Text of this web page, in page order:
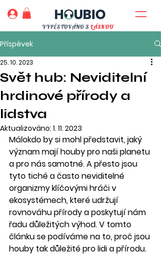
VYPĚSTOVÁNO SLÁSKOU
Příspěvek
Svět hub: Neviditelní
hrdinové přírody a
lidstva
25. 10. 2023
Aktualizováno: 1. 11. 2023
Málokdo by si mohl představit, jaký
význam mají houby pro naši planetu
a pro nás samotné. A přesto jsou
tyto tiché a často neviditelné
organizmy klíčovými hráči v
ekosystémech, které udržují
rovnováhu přírody a poskytují nám
řadu důležitých výhod. V tomto
článku se podíváme na to, proč jsou
houby tak důležité pro lidi a přírodu.